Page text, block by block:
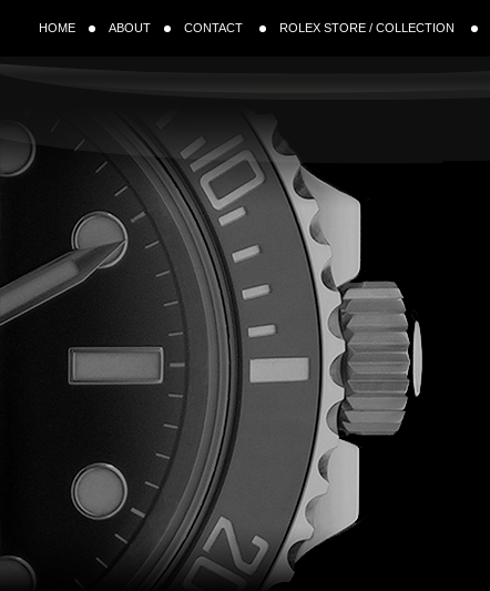
HOME ABOUT CONTACT ROLEX STORE / COLLECTION